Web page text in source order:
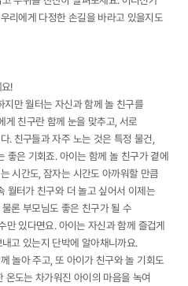
리에게 다정한 손길을 바라고 있을지도
!
만 월터는 자신과 함께 놀 친구를
게 친구란 함께 눈을 맞추고, 서로
. 친구들과 자주 노는 것은 특정 물건,
좋은 기회죠. 아이는 함께 놀 친구가 곁에
시간도, 잠자는 시간도 아까워할 만큼
월터가 친구와 더 놀고 싶어서 이제는
론 부모님도 좋은 친구가 될 수
만 있다면요. 아이는 자신과 함께 즐겁게
고 있는지 단박에 알아채니까요.
놀아 주고, 또 아이가 친구와 놀 기회도
온도는 차가워진 아이의 마음을 녹여